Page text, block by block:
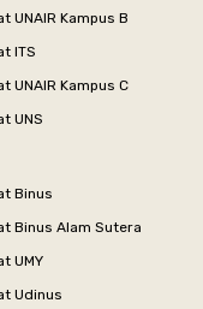
UNAIR Kampus B
ITS
UNAIR Kampus C
UNS
Binus
Binus Alam Sutera
UMY
Udinus